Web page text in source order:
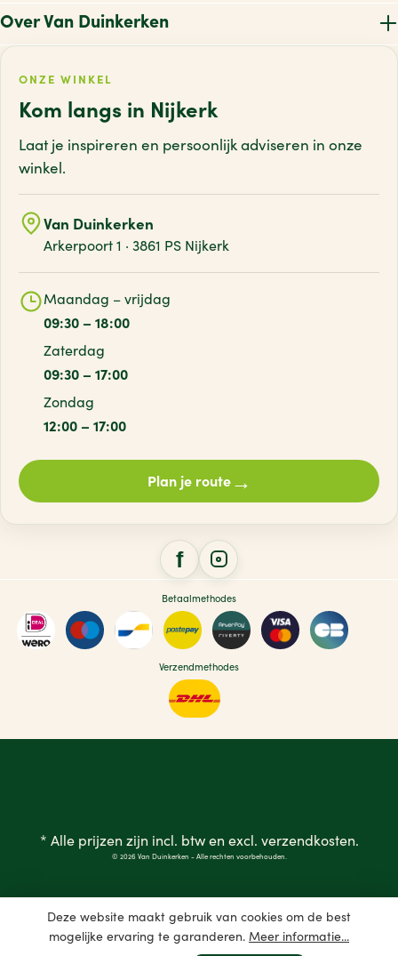
Over Van Duinkerken
ONZE WINKEL
Kom langs in Nijkerk
Laat je inspireren en persoonlijk adviseren in onze
winkel.
Van Duinkerken
Arkerpoort 1 · 3861 PS Nijkerk
Maandag – vrijdag
09:30 – 18:00
Zaterdag
09:30 – 17:00
Zondag
12:00 – 17:00
Plan je route→
Betaalmethodes
Verzendmethodes
* Alle prijzen zijn incl. btw en excl. verzendkosten.
© 2026 Van Duinkerken - Alle rechten voorbehouden.
Deze website maakt gebruik van cookies om de best
mogelijke ervaring te garanderen. Meer informatie...